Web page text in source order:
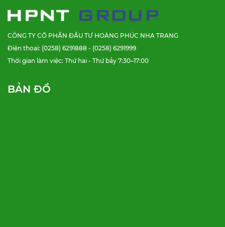
CÔNG TY CỔ PHẦN ĐẦU TƯ HOÀNG PHÚC NHA TRANG
Điện thoại: (0258) 6291888 - (0258) 6291999
Thời gian làm việc: Thứ hai - Thứ bảy 7:30–17:00
BẢN ĐỒ